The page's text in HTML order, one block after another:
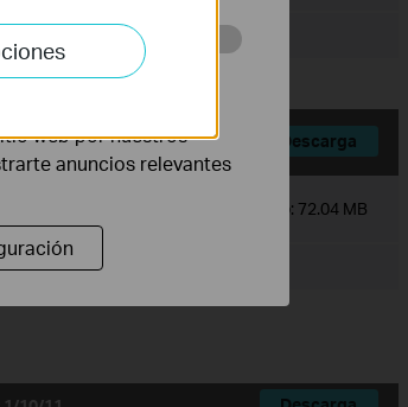
11
Descarga
Tamaño de Archivo: 72.04 MB
11
sitio web con el fin de
web por nuestros
anuncios relevantes